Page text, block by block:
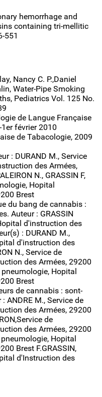
hemorrhage and
containing tri-mellitic
551
Nancy C. P.,Daniel
Water-Pipe Smoking
Pediatrics Vol. 125 No.
de Langue Française
février 2010
de Tabacologie, 2009
: DURAND M., Service
des Armées,
N., GRASSIN F,
Hopital
Brest
du bang de cannabis :
Auteur : GRASSIN
d'instruction des
: DURAND M.,
d'instruction des
N., Service de
des Armées, 29200
Hopital
Brest
de cannabis : sont-
ANDRE M., Service de
des Armées, 29200
de
des Armées, 29200
pneumologie, Hopital
Brest F.GRASSIN,
d'Instruction des